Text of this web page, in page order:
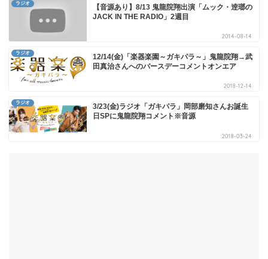
ラジオ
【音源あり】8/13 鬼龍院翔出演「ムック・逹瑯の
JACK IN THE RADIO」2週目
2014-08-14
ラジオ
12/14(金)「楽器楽園～ガキパラ～」鬼龍院翔→武
田真治さんへのバースデーコメントオンエア
2018-12-14
ラジオ
3/23(金)ラジオ「ガキパラ」岡部磨知さんお誕生
日SPに鬼龍院翔コメント※音源
2018-03-24